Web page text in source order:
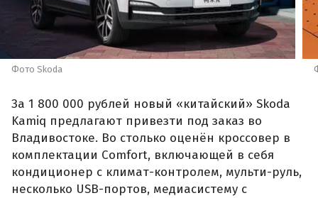
Фото Skoda
За 1 800 000 рублей новый «китайский» Skoda
Kamiq предлагают привезти под заказ во
Владивостоке. Во столько оценён кроссовер в
комплектации Comfort, включающей в себя
кондиционер с климат-контролем, мульти-руль,
несколько USB-портов, медиасистему с